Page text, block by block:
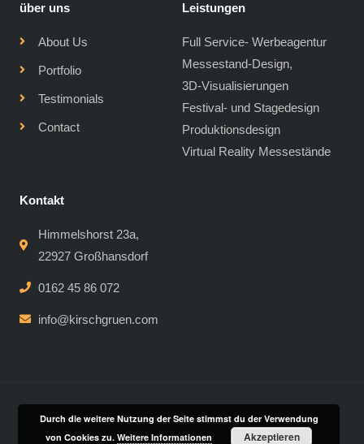
über uns
About Us
Portfolio
Testimonials
Contact
Leistungen
Full Service- Werbeagentur
Messestand-Design,
3D-Visualisierungen
Festival- und Stagedesign
Produktionsdesign
Virtual Reality Messestände
Kontakt
Himmelshorst 23a,
22927 Großhansdorf
0162 45 86 072
info@kirschgruen.com
Datenschutzerklärung
Impressum
Durch die weitere Nutzung der Seite stimmst du der Verwendung
von Cookies zu.Weitere Informationen Akzeptieren